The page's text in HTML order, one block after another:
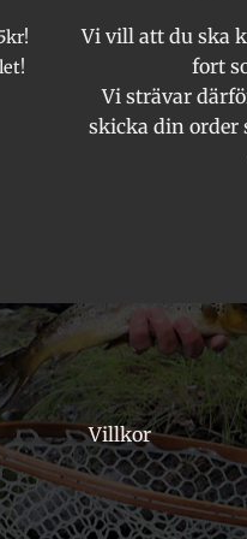
Vi vill att du ska
fort
Vi strävar
skicka din order
Villkor